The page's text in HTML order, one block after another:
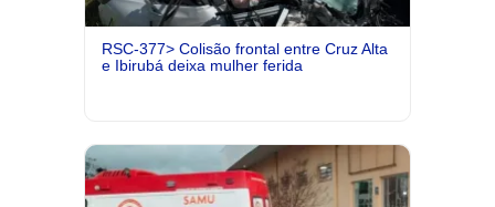
RSC-377> Colisão frontal entre Cruz Alta
e Ibirubá deixa mulher ferida